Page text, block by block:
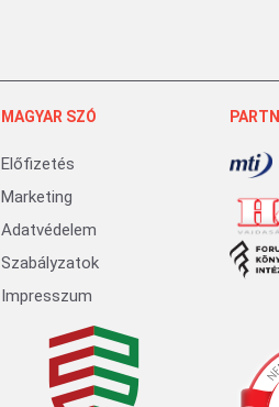
MAGYAR SZÓ
Előfizetés
Marketing
Adatvédelem
Szabályzatok
Impresszum